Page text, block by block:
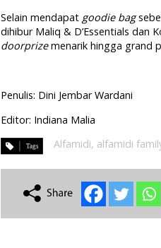
Selain mendapat goodie bag
dihibur Maliq & D’Essentials dan
doorprizemenarik hingga grand
Penulis: Dini Jembar Wardani
Editor: Indiana Malia
Alfamidi, alfamidi